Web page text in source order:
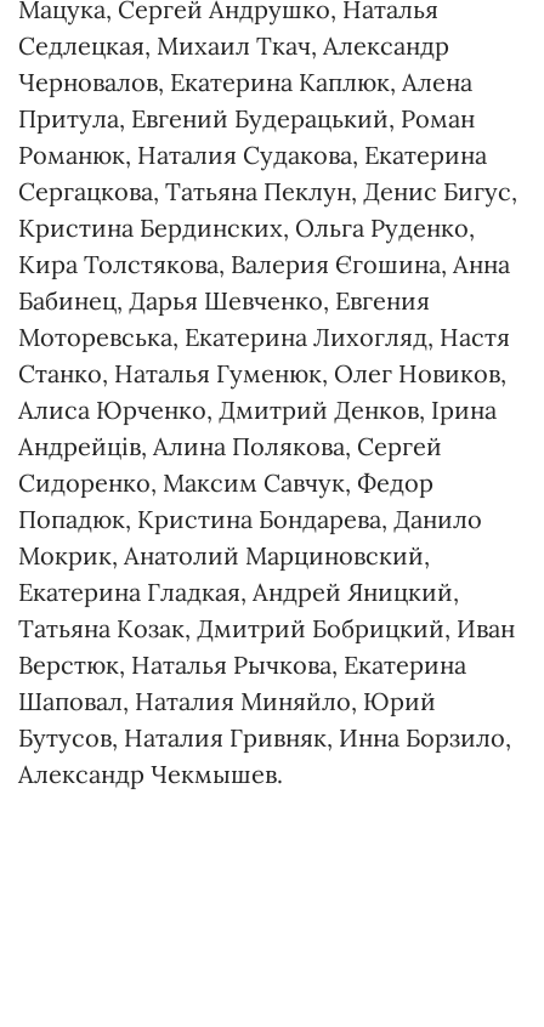
Мацука, Сергей Андрушко, Наталья
Седлецкая, Михаил Ткач, Александр
Черновалов, Екатерина Каплюк, Алена
Притула, Евгений Будерацький, Роман
Романюк, Наталия Судакова, Екатерина
Сергацкова, Татьяна Пеклун, Денис Бигус,
Кристина Бердинских, Ольга Руденко,
Кира Толстякова, Валерия Єгошина, Анна
Бабинец, Дарья Шевченко, Евгения
Моторевська, Екатерина Лихогляд, Настя
Станко, Наталья Гуменюк, Олег Новиков,
Алиса Юрченко, Дмитрий Денков, Ірина
Андрейців, Алина Полякова, Сергей
Сидоренко, Максим Савчук, Федор
Попадюк, Кристина Бондарева, Данило
Мокрик, Анатолий Марциновский,
Екатерина Гладкая, Андрей Яницкий,
Татьяна Козак, Дмитрий Бобрицкий, Иван
Верстюк, Наталья Рычкова, Екатерина
Шаповал, Наталия Миняйло, Юрий
Бутусов, Наталия Гривняк, Инна Борзило,
Александр Чекмышев.